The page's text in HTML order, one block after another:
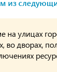
из
на улицах
во дворах,